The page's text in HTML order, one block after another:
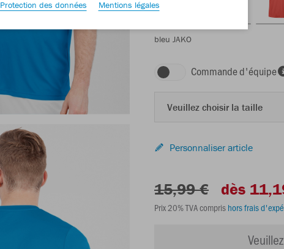
bleu JAKO
Commande d'équipe
Veuillez choisir la taille
Personnaliser article
15,99 € dès
Prix 20% TVA compris hors frais
Protection des données Mentions légales